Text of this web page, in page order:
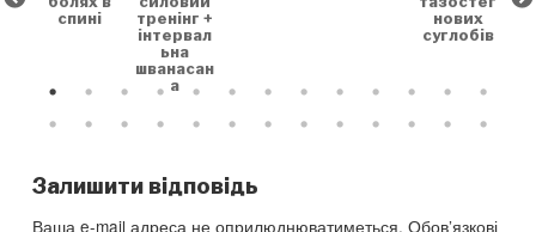
спині
тренінг +
інтервал
ьна
шванасан
а
нових
суглобів
Залишити відповідь
Ваша e-mail адреса не оприлюднюватиметься. Обов’язкові